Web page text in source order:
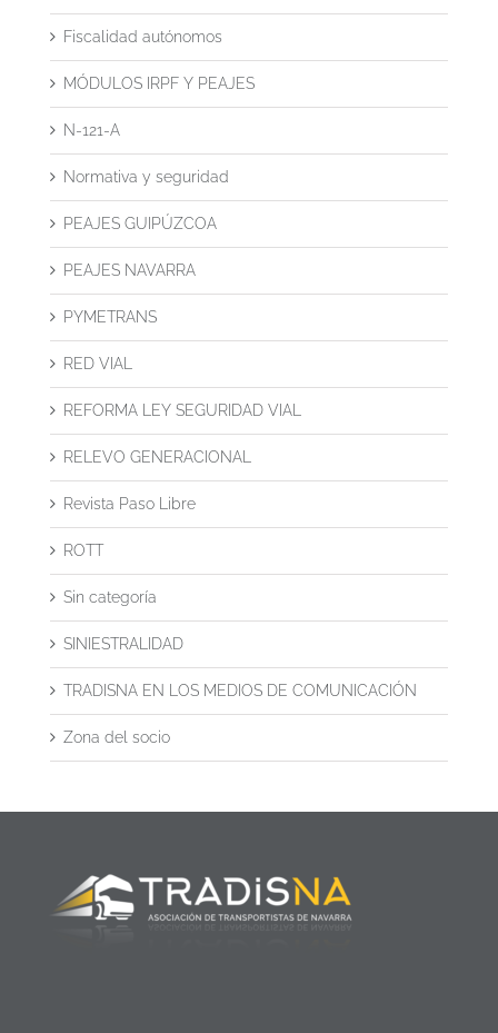
Fiscalidad autónomos
MÓDULOS IRPF Y PEAJES
N-121-A
Normativa y seguridad
PEAJES GUIPÚZCOA
PEAJES NAVARRA
PYMETRANS
RED VIAL
REFORMA LEY SEGURIDAD VIAL
RELEVO GENERACIONAL
Revista Paso Libre
ROTT
Sin categoría
SINIESTRALIDAD
TRADISNA EN LOS MEDIOS DE COMUNICACIÓN
Zona del socio